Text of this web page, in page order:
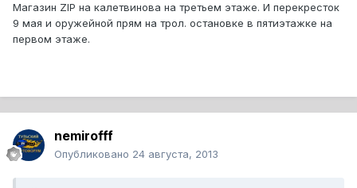
Магазин ZIP на калетвинова на третьем этаже. И перекресток
9 мая и оружейной прям на трол. остановке в пятиэтажке на
первом этаже.
nemirofff
Опубликовано 24 августа, 2013